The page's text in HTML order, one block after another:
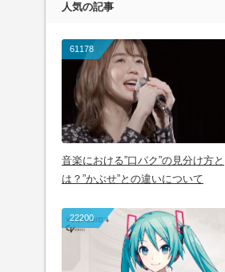
人気の記事
61178
音楽における”口パク”の見分け方と
は？”かぶせ”との違いについて
22200